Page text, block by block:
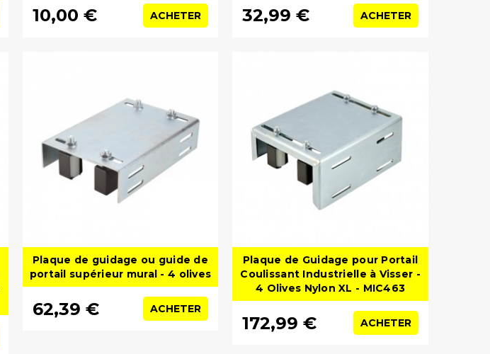
10,00 € ACHETER 32,99 € ACHETER
Plaque de guidage ou guide de
portail supérieur mural - 4 olives
62,39 € ACHETER
Plaque de Guidage pour Portail
Coulissant Industrielle à Visser -
4 Olives Nylon XL - MIC463
172,99 € ACHETER